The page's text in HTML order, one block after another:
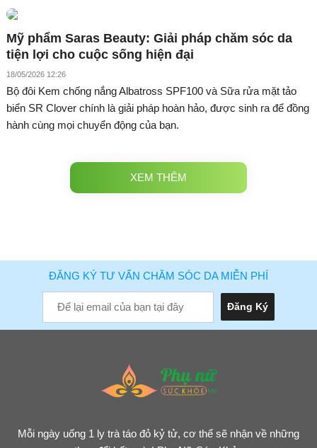
Mỹ phẩm Saras Beauty: Giải pháp chăm sóc da
tiện lợi cho cuộc sống hiện đại
18/05/2026 12:26
Bộ đôi Kem chống nắng Albatross SPF100 và Sữa rửa mặt tảo
biển SR Clover chính là giải pháp hoàn hảo, được sinh ra để đồng
hành cùng mọi chuyển động của bạn.
XEM THÊM
ĐĂNG KÝ TƯ VẤN CHĂM SÓC DA MIỄN PHÍ
Mỗi ngày uống 1 ly trà táo đỏ kỷ tử, cơ thể sẽ nhận về những